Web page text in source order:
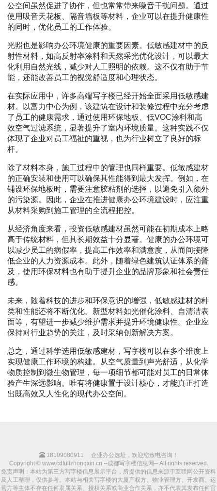
公空间虽然促进了协作，但也常常带来噪音干扰问题。通过
使用吸音天花板、隔音墙板等材料，企业可以在提升健康性
的同时，优化员工的工作体验。
光照也是影响办公环境健康的重要因素。低敏感建材中的反
射性材料，如高反射率涂料和天然采光优化设计，可以最大
化利用自然光线，减少对人工照明的依赖。这不仅有助于节
能，还能改善员工的视觉舒适度和心理状态。
在实际应用中，许多高端写字楼已经开始全面采用低敏感建
材。以富力中心为例，该建筑在设计和装修过程中充分考虑
了员工的健康需求，通过使用环保地板、低VOC涂料和高
效空气过滤系统，显著提升了室内环境质量。这种实践不仅
体现了企业对员工福祉的重视，也为行业树立了良好的标
杆。
除了材料本身，施工过程中的管理也同样重要。低敏感建材
的正确安装和使用可以确保其性能得到最大发挥。例如，在
铺设环保地板时，需要注意胶粘剂的选择，以避免引入额外
的污染源。因此，企业在推进健康办公环境建设时，应注重
从材料采购到施工管理的全流程把控。
从经济角度来看，投资低敏感建材虽然可能在初期成本上略
高于传统材料，但其长期效益十分显著。健康的办公环境可
以减少员工的病假率，提高工作效率和满意度，从而间接降
低企业的人力资源成本。此外，随着绿色建筑认证体系的普
及，使用环保材料也有助于提升企业的品牌形象和社会责任
感。
未来，随着科技的进步和环保意识的增强，低敏感建材的种
类和性能还将不断优化。新型材料如光催化涂料、自清洁表
面等，有望进一步减少维护需求并提升环境健康性。企业应
保持对行业趋势的关注，及时采纳创新解决方案。
总之，通过科学选用低敏感建材，写字楼可以在多个维度上
实现健康工作环境的构建。从空气质量到声光舒适，从化学
物质控制到微生物管理，每一项细节都可能对员工的日常体
验产生深远影响。唯有将健康置于设计核心，才能真正打造
出既高效又人性化的现代办公空间。
18109080911
企业办公选址，欢迎您致电咨询！
Copyright © www.cdfulizhongxin.cn --成都写字楼信息网-- All rights reserved.
免责声明：本站为第三方写字楼信息展示平台，所提供的信息来源于互联网公开资料
及人工整理，仅供参考。本站与相关写字楼的大厦产权方、物业管理方、开发商、运
营方等主体不存在任何隶属关系、授权关系或商业合作关系，亦不代表其发布任何官